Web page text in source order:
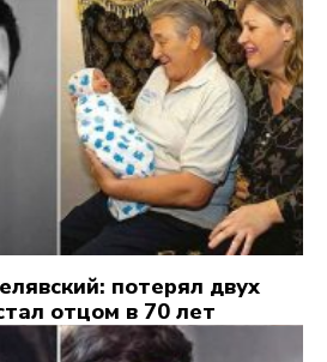
потерял двух
отцом в 70 лет